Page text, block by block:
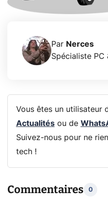
Par Nerces
Spécialiste PC
Vous êtes un utilisateur
Actualitésou de
Suivez-nous pour ne
tech !
Commentaires 0